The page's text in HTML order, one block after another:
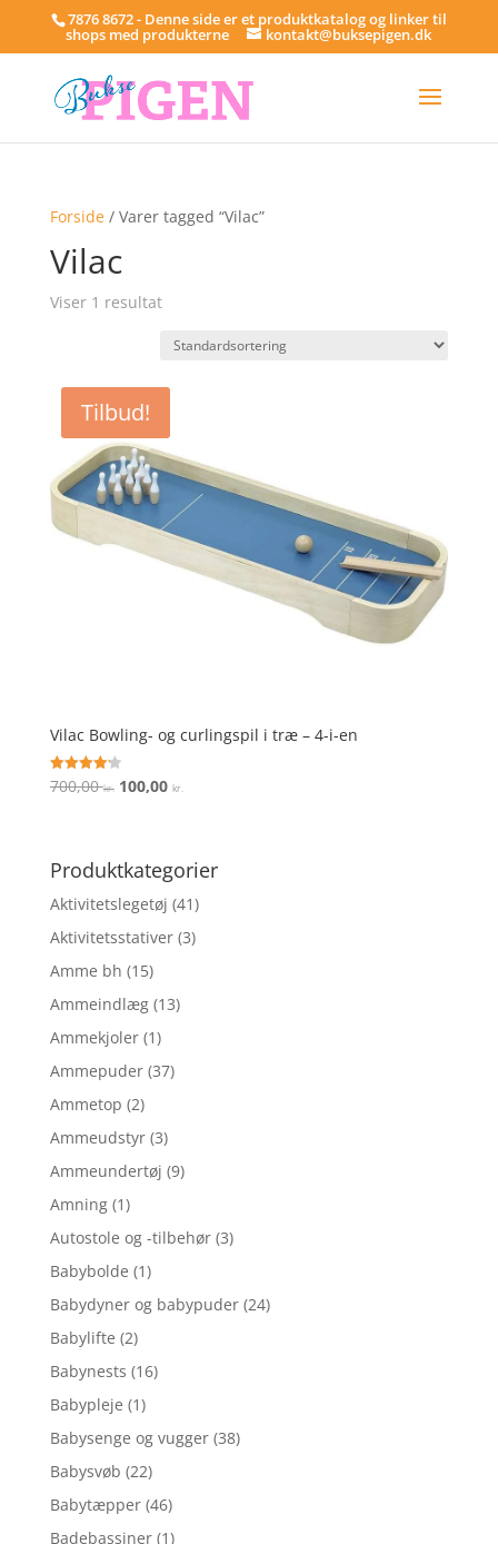
7876 8672 - Denne side er et produktkatalog og linker til
shops med produkterne kontakt@buksepigen.dk
Forside/ Varer tagged “Vilac”
Vilac
Viser 1 resultat
Tilbud!
Vilac Bowling- og curlingspil i træ – 4-i-en
Vurderet
4.2
700,00kr. Den
var:
700,00 kr..
100,00 kr.
er:
Produktkategorier
Aktivitetslegetøj (41)
Aktivitetsstativer (3)
Amme bh (15)
Ammeindlæg (13)
Ammekjoler (1)
Ammepuder (37)
Ammetop (2)
Ammeudstyr (3)
Ammeundertøj (9)
Amning (1)
Autostole og -tilbehør (3)
Babybolde (1)
Babydyner og babypuder (24)
Babylifte (2)
Babynests (16)
Babypleje (1)
Babysenge og vugger (38)
Babysvøb (22)
Babytæpper (46)
Badebassiner (1)